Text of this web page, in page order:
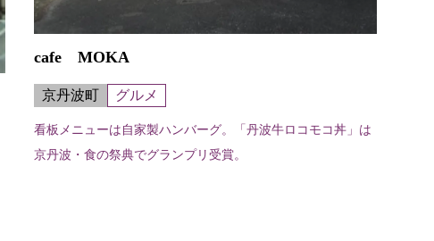
cafe MOKA
京丹波町 グルメ
看板メニューは自家製ハンバーグ。「丹波牛ロコモコ丼」は
京丹波・食の祭典でグランプリ受賞。